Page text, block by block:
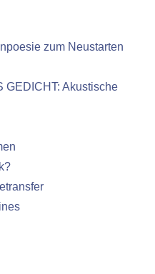
zum Neustarten
GEDICHT: Akustische